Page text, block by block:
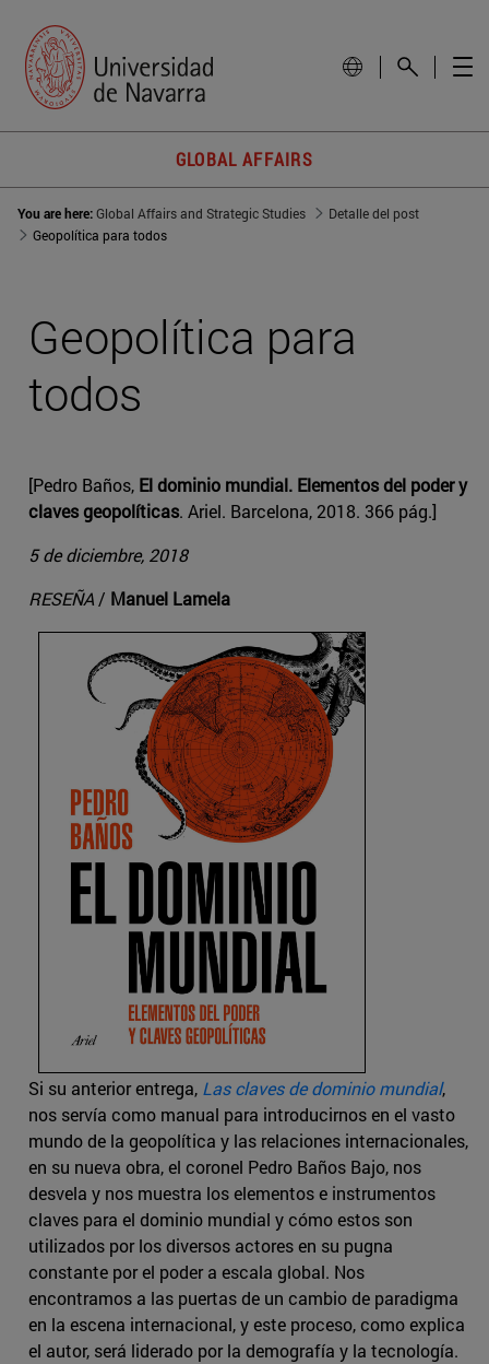
GLOBAL AFFAIRS
You are here:Global Affairs and Strategic Studies
Detalle del post
Geopolítica para todos
Geopolítica para
todos
[Pedro Baños, El dominio mundial. Elementos del poder y
claves geopolíticas. Ariel. Barcelona, 2018. 366 pág.]
5 de diciembre, 2018
RESEÑA / Manuel Lamela
Si su anterior entrega, Las claves de dominio mundial,
nos servía como manual para introducirnos en el vasto
mundo de la geopolítica y las relaciones internacionales,
en su nueva obra, el coronel Pedro Baños Bajo, nos
desvela y nos muestra los elementos e instrumentos
claves para el dominio mundial y cómo estos son
utilizados por los diversos actores en su pugna
constante por el poder a escala global. Nos
encontramos a las puertas de un cambio de paradigma
en la escena internacional, y este proceso, como explica
el autor, será liderado por la demografía y la tecnología.